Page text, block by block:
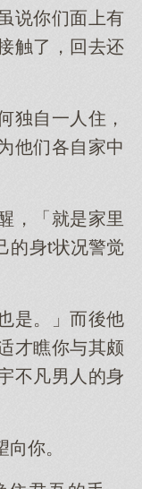
说你们面上有
触了，回去还
独自一人住，
他们各自家中
，「就是家里
的身t状况警觉
是。」而後他
才瞧你与其颇
不凡男人的身
你。